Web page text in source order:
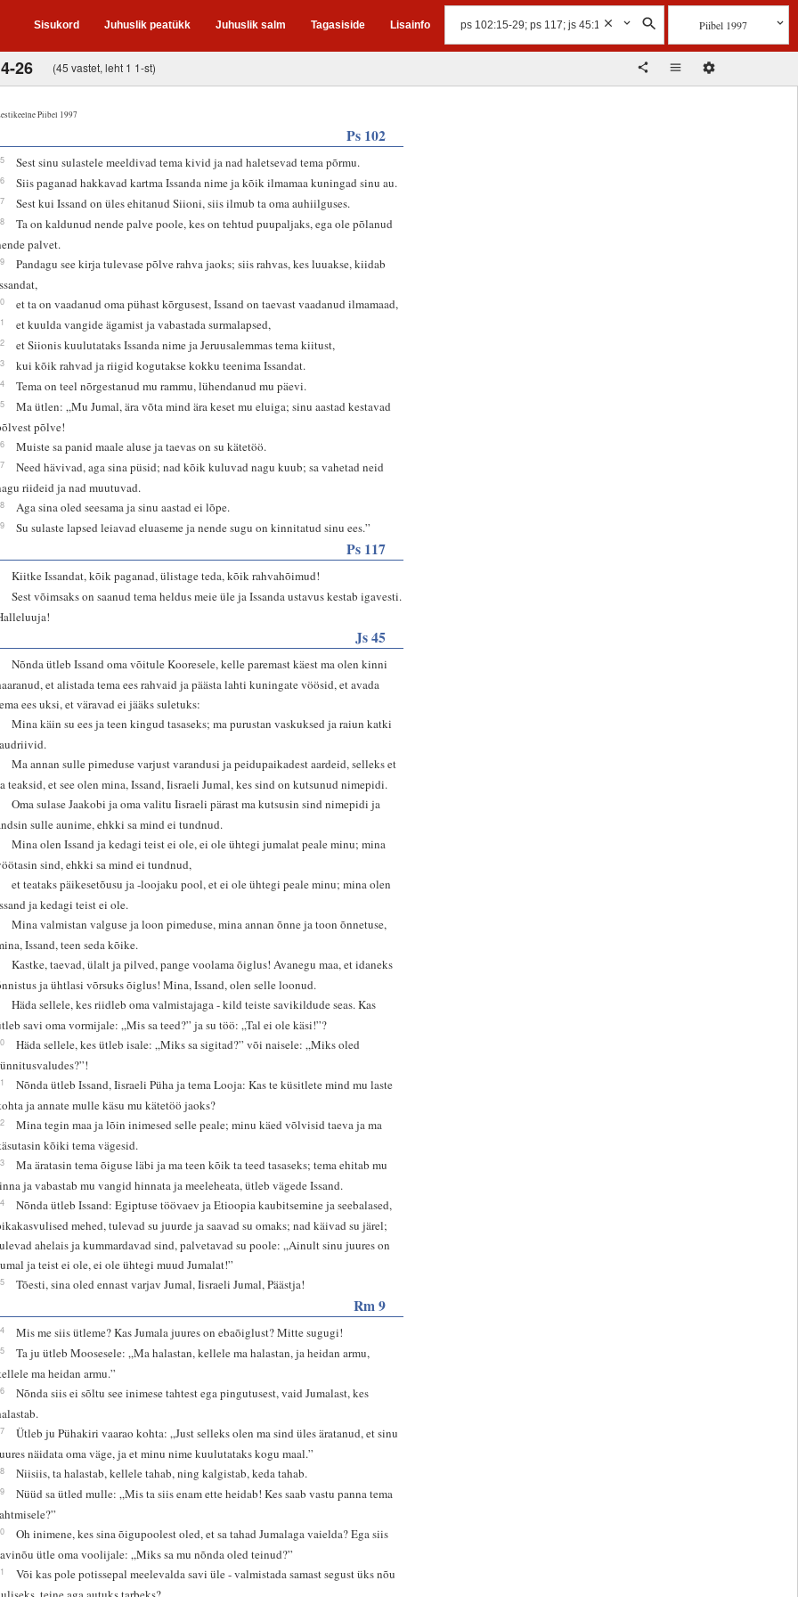
Sisukord Juhuslik peatükk Juhuslik salm Tagasiside Lisainfo Piibel 1997
26 (45 vastet, leht 1 1-st)
Piibel 1997
Ps 102
Sest sinu sulastele meeldivad tema kivid ja nad haletsevad tema põrmu.
Siis paganad hakkavad kartma Issanda nime ja kõik ilmamaa kuningad sinu au.
Sest kui Issand on üles ehitanud Siioni, siis ilmub ta oma auhiilguses.
Ta on kaldunud nende palve poole, kes on tehtud puupaljaks, ega ole põlanud
palvet.
Pandagu see kirja tulevase põlve rahva jaoks; siis rahvas, kes luuakse, kiidab
et ta on vaadanud oma pühast kõrgusest, Issand on taevast vaadanud ilmamaad,
et kuulda vangide ägamist ja vabastada surmalapsed,
et Siionis kuulutataks Issanda nime ja Jeruusalemmas tema kiitust,
kui kõik rahvad ja riigid kogutakse kokku teenima Issandat.
Tema on teel nõrgestanud mu rammu, lühendanud mu päevi.
Ma ütlen: „Mu Jumal, ära võta mind ära keset mu eluiga; sinu aastad kestavad
põlve!
Muiste sa panid maale aluse ja taevas on su kätetöö.
Need hävivad, aga sina püsid; nad kõik kuluvad nagu kuub; sa vahetad neid
riideid ja nad muutuvad.
Aga sina oled seesama ja sinu aastad ei lõpe.
Su sulaste lapsed leiavad eluaseme ja nende sugu on kinnitatud sinu ees.”
Ps 117
Kiitke Issandat, kõik paganad, ülistage teda, kõik rahvahõimud!
Sest võimsaks on saanud tema heldus meie üle ja Issanda ustavus kestab igavesti.
Js 45
Nõnda ütleb Issand oma võitule Kooresele, kelle paremast käest ma olen kinni
et alistada tema ees rahvaid ja päästa lahti kuningate vöösid, et avada
ees uksi, et väravad ei jääks suletuks:
Mina käin su ees ja teen kingud tasaseks; ma purustan vaskuksed ja raiun katki
Ma annan sulle pimeduse varjust varandusi ja peidupaikadest aardeid, selleks et
teaksid, et see olen mina, Issand, Iisraeli Jumal, kes sind on kutsunud nimepidi.
Oma sulase Jaakobi ja oma valitu Iisraeli pärast ma kutsusin sind nimepidi ja
sulle aunime, ehkki sa mind ei tundnud.
Mina olen Issand ja kedagi teist ei ole, ei ole ühtegi jumalat peale minu; mina
sind, ehkki sa mind ei tundnud,
et teataks päikesetõusu ja -loojaku pool, et ei ole ühtegi peale minu; mina olen
ja kedagi teist ei ole.
Mina valmistan valguse ja loon pimeduse, mina annan õnne ja toon õnnetuse,
Issand, teen seda kõike.
Kastke, taevad, ülalt ja pilved, pange voolama õiglus! Avanegu maa, et idaneks
ja ühtlasi võrsuks õiglus! Mina, Issand, olen selle loonud.
Häda sellele, kes riidleb oma valmistajaga - kild teiste savikildude seas. Kas
savi oma vormijale: „Mis sa teed?” ja su töö: „Tal ei ole käsi!”?
Häda sellele, kes ütleb isale: „Miks sa sigitad?” või naisele: „Miks oled
Nõnda ütleb Issand, Iisraeli Püha ja tema Looja: Kas te küsitlete mind mu laste
ja annate mulle käsu mu kätetöö jaoks?
Mina tegin maa ja lõin inimesed selle peale; minu käed võlvisid taeva ja ma
kõiki tema vägesid.
Ma äratasin tema õiguse läbi ja ma teen kõik ta teed tasaseks; tema ehitab mu
ja vabastab mu vangid hinnata ja meeleheata, ütleb vägede Issand.
Nõnda ütleb Issand: Egiptuse töövaev ja Etioopia kaubitsemine ja seebalased,
mehed, tulevad su juurde ja saavad su omaks; nad käivad su järel;
ahelais ja kummardavad sind, palvetavad su poole: „Ainult sinu juures on
ja teist ei ole, ei ole ühtegi muud Jumalat!”
Tõesti, sina oled ennast varjav Jumal, Iisraeli Jumal, Päästja!
Rm 9
Mis me siis ütleme? Kas Jumala juures on ebaõiglust? Mitte sugugi!
Ta ju ütleb Moosesele: „Ma halastan, kellele ma halastan, ja heidan armu,
ma heidan armu.”
Nõnda siis ei sõltu see inimese tahtest ega pingutusest, vaid Jumalast, kes
Ütleb ju Pühakiri vaarao kohta: „Just selleks olen ma sind üles äratanud, et sinu
näidata oma väge, ja et minu nime kuulutataks kogu maal.”
Niisiis, ta halastab, kellele tahab, ning kalgistab, keda tahab.
Nüüd sa ütled mulle: „Mis ta siis enam ette heidab! Kes saab vastu panna tema
Oh inimene, kes sina õigupoolest oled, et sa tahad Jumalaga vaielda? Ega siis
ütle oma voolijale: „Miks sa mu nõnda oled teinud?”
Või kas pole potissepal meelevalda savi üle - valmistada samast segust üks nõu